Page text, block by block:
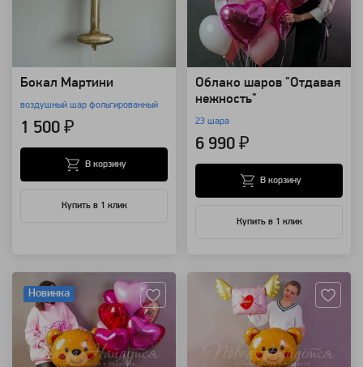
Бокал Мартини
воздушный шар фольгированный
1 500 ₽
Купить в 1 клик
В корзину
Облако шаров "Отдавая
нежность"
23 шара
6 990 ₽
Купить в 1 клик
В корзину
Новинка